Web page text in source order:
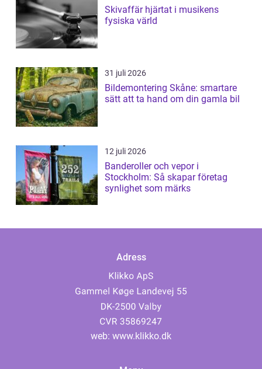
Skivaffär hjärtat i musikens
fysiska värld
31 juli 2026
Bildemontering Skåne: smartare
sätt att ta hand om din gamla bil
12 juli 2026
Banderoller och vepor i
Stockholm: Så skapar företag
synlighet som märks
Adress
web: www.klikko.dk